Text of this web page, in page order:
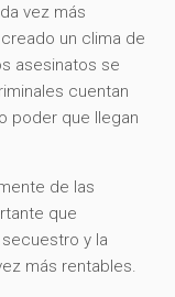
vez más
un clima de
asesinatos se
cuentan
poder que llegan
de las
que
y la
más rentables.